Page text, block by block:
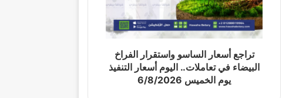
تراجع أسعار الساسو واستقرار الفراخ
البيضاء في تعاملات.. اليوم أسعار التنفيذ
يوم الخميس 6/8/2026